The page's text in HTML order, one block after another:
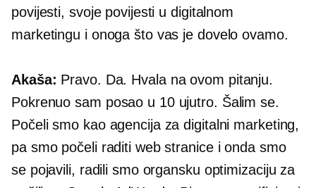
povijesti, svoje povijesti u digitalnom
marketingu i onoga što vas je dovelo ovamo.
Akaša: Pravo. Da. Hvala na ovom pitanju.
Pokrenuo sam posao u 10 ujutro. Šalim se.
Počeli smo kao agencija za digitalni marketing,
pa smo počeli raditi web stranice i onda smo
se pojavili, radili smo organsku optimizaciju za